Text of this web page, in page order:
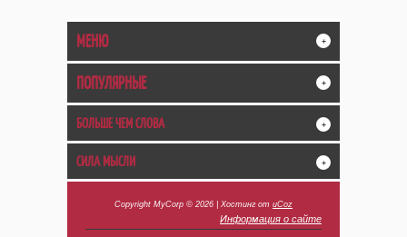
МЕНЮ +
ПОПУЛЯРНЫЕ +
БОЛЬШЕ ЧЕМ СЛОВА +
СИЛА МЫСЛИ +
Copyright MyCorp © 2026 Хостинг от uCoz
Информация о сайте